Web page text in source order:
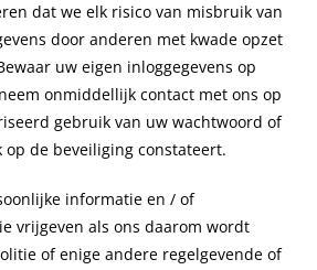
dat we elk risico van misbruik van
door anderen met kwade opzet
uw eigen inloggegevens op
onmiddellijk contact met ons op
gebruik van uw wachtwoord of
de beveiliging constateert.
informatie en / of
vrijgeven als ons daarom wordt
of enige andere regelgevende of